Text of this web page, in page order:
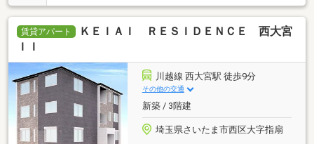
賃貸アパート
ＫＥＩＡＩ ＲＥＳＩＤＥＮＣＥ 西大宮
ＩＩ
川越線 西大宮駅 徒歩9分
その他の交通
新築 / 3階建
埼玉県さいたま市西区大字指扇